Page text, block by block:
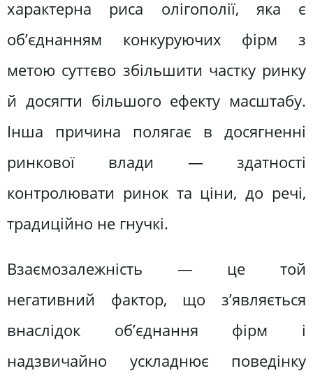
характерна риса олігополії, яка є
об’єднанням конкуруючих фірм з
метою суттєво збільшити частку ринку
й досягти більшого ефекту масштабу.
Інша причина полягає в досягненні
ринкової влади — здатності
контролювати ринок та ціни, до речі,
традиційно не гнучкі.
Взаємозалежність — це той
негативний фактор, що з’являється
внаслідок об’єднання фірм і
надзвичайно ускладнює поведінку